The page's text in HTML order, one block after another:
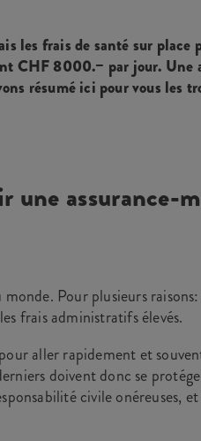
les frais de santé sur place
CHF 8000.− par jour. Une
résumé ici pour vous les
assurance-
Pour plusieurs
frais administratifs élevés.
aller rapidement et
doivent donc se
civile onéreuses,